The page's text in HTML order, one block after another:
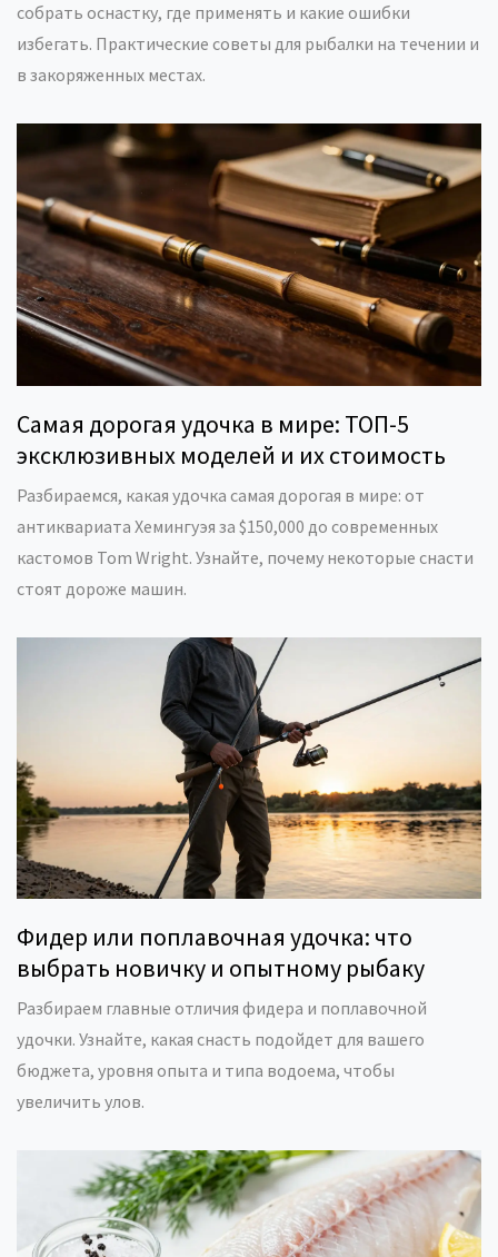
собрать оснастку, где применять и какие ошибки
избегать. Практические советы для рыбалки на течении и
в закоряженных местах.
Самая дорогая удочка в мире: ТОП-5
эксклюзивных моделей и их стоимость
Разбираемся, какая удочка самая дорогая в мире: от
антиквариата Хемингуэя за $150,000 до современных
кастомов Tom Wright. Узнайте, почему некоторые снасти
стоят дороже машин.
Фидер или поплавочная удочка: что
выбрать новичку и опытному рыбаку
Разбираем главные отличия фидера и поплавочной
удочки. Узнайте, какая снасть подойдет для вашего
бюджета, уровня опыта и типа водоема, чтобы
увеличить улов.